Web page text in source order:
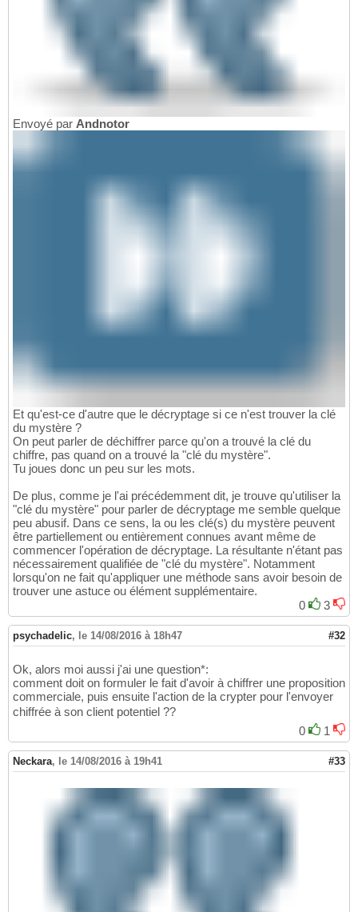
Envoyé par Andnotor
Et qu'est-ce d'autre que le décryptage si ce n'est trouver la clé
du mystère ?
On peut parler de déchiffrer parce qu'on a trouvé la clé du
chiffre, pas quand on a trouvé la "clé du mystère".
Tu joues donc un peu sur les mots.
De plus, comme je l'ai précédemment dit, je trouve qu'utiliser la
"clé du mystère" pour parler de décryptage me semble quelque
peu abusif. Dans ce sens, la ou les clé(s) du mystère peuvent
être partiellement ou entièrement connues avant même de
commencer l'opération de décryptage. La résultante n'étant pas
nécessairement qualifiée de "clé du mystère". Notamment
lorsqu'on ne fait qu'appliquer une méthode sans avoir besoin de
trouver une astuce ou élément supplémentaire.
0
3
psychadelic, le 14/08/2016 à 18h47 #32
Ok, alors moi aussi j'ai une question*:
comment doit on formuler le fait d'avoir à chiffrer une proposition
commerciale, puis ensuite l'action de la crypter pour l'envoyer
chiffrée à son client potentiel ??
0
1
Neckara, le 14/08/2016 à 19h41 #33